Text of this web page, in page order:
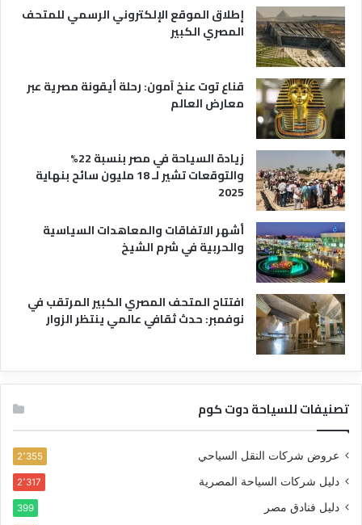
ي
ة
إطلاق الموقع الإلكتروني الرسمي للمتحف
المصري الكبير
قناع توت عنخ آمون: رحلة أيقونة مصرية عبر
معارض العالم
زيادة السياحة في مصر بنسبة 22%
والتوقعات تشير لـ 18 مليون سائح بنهاية
2025
أشهر الاتفاقات والمعاهدات السياسية
والحربية في شرم الشيخ
افتتاح المتحف المصري الكبير المرتقب في
نوفمبر: حدث ثقافي عالمي ينتظر الزوار
تصنيفات للسياحة دوت كوم
عروض شركات النقل السياحي 2٬355
دليل شركات السياحة المصرية 2٬317
دليل فنادق مصر 399